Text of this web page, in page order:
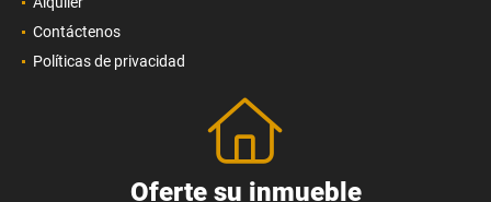
Contáctenos
Políticas de privacidad
Oferte su inmueble